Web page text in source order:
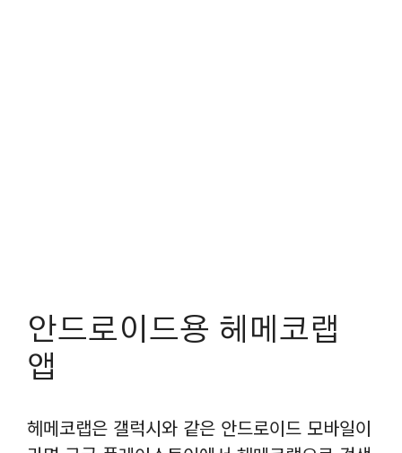
안드로이드용 헤메코랩
앱
헤메코랩은 갤럭시와 같은 안드로이드 모바일이